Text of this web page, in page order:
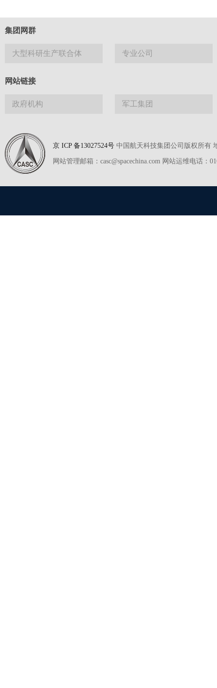
集团网群
大型科研生产联合体 专业公司
网站链接
政府机构 军工集团
京 ICP 备13027524号 中国航天科技集团公司版权所有
网站管理邮箱：casc@spacechina.com 网站运维电话：